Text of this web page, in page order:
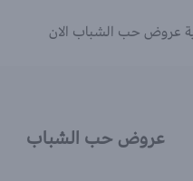
عروض حب الشباب الان
عروض حب الشباب